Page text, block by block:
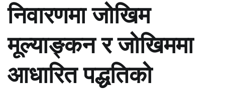
निवारणमा जोखिम
मूल्याङ्कन र जोखिममा
आधारित पद्धतिको